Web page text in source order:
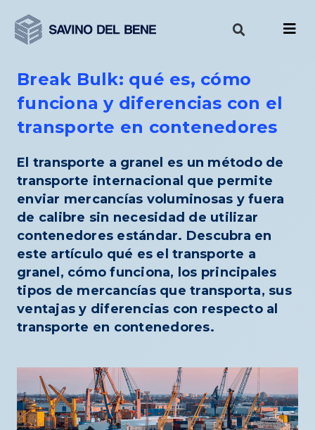
contenido
Break Bulk: qué es, cómo
funciona y diferencias con el
transporte en contenedores
El transporte a granel es un método de
transporte internacional que permite
enviar mercancías voluminosas y fuera
de calibre sin necesidad de utilizar
contenedores estándar. Descubra en
este artículo qué es el transporte a
granel, cómo funciona, los principales
tipos de mercancías que transporta, sus
ventajas y diferencias con respecto al
transporte en contenedores.